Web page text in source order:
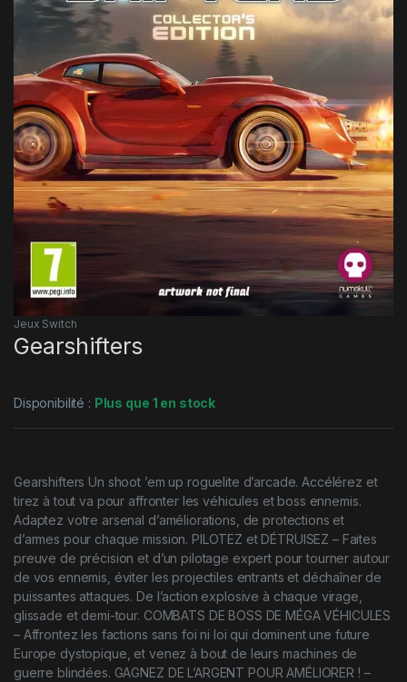
Jeux Switch
Gearshifters
Disponibilité : Plus que 1 en stock
Gearshifters Un shoot ’em up roguelite d’arcade. Accélérez et
tirez à tout va pour affronter les véhicules et boss ennemis.
Adaptez votre arsenal d’améliorations, de protections et
d’armes pour chaque mission. PILOTEZ et DÉTRUISEZ – Faites
preuve de précision et d’un pilotage expert pour tourner autour
de vos ennemis, éviter les projectiles entrants et déchaîner de
puissantes attaques. De l’action explosive à chaque virage,
glissade et demi-tour. COMBATS DE BOSS DE MÉGA VÉHICULES
– Affrontez les factions sans foi ni loi qui dominent une future
Europe dystopique, et venez à bout de leurs machines de
guerre blindées. GAGNEZ DE L’ARGENT POUR AMÉLIORER ! –